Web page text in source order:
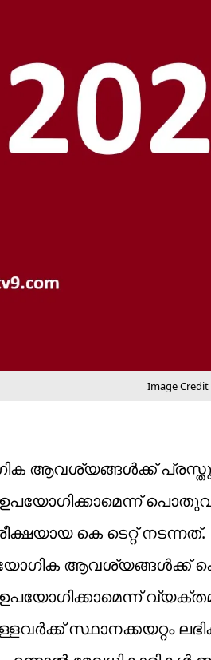
Image
ആവശ്യങ്ങള്‍ക്ക്
കെ ടെറ്റ് നടന്നത്.
ആവശ്യങ്ങള്‍ക്ക് കെ
സ്ഥാനക്കയറ്റം